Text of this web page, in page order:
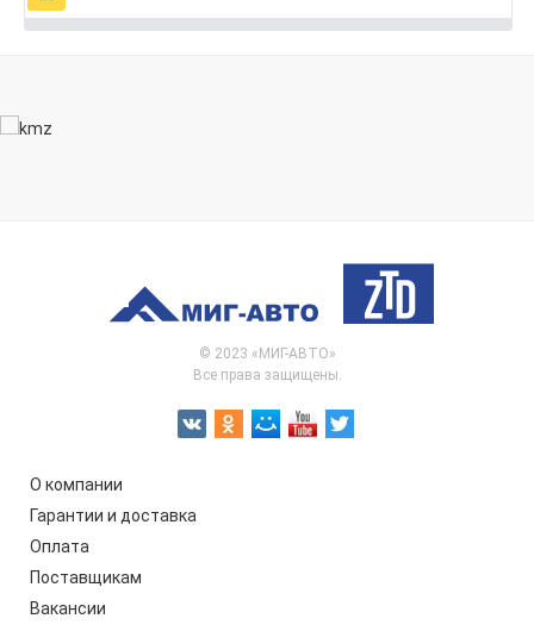
© 2023 «МИГ-АВТО»
Все права защищены.
О компании
Гарантии и доставка
Оплата
Поставщикам
Вакансии